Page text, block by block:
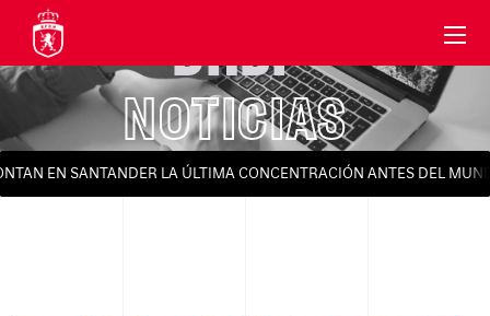
DHBF
NOTICIAS
EN SANTANDER LA ÚLTIMA CONCENTRACIÓN ANTES DEL